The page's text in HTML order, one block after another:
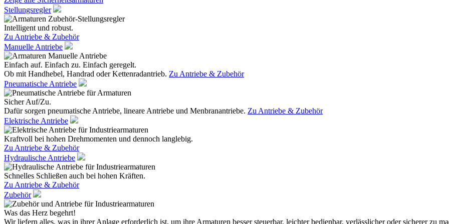
Stellungsregler
Intelligent und robust.
Zu Antriebe & Zubehör
Manuelle Antriebe
Einfach auf. Einfach zu. Einfach geregelt.
Ob mit Handhebel, Handrad oder Kettenradantrieb. Zu Antriebe & Zubehör
Pneumatische Antriebe
Sicher Auf/Zu.
Dafür sorgen pneumatische Antriebe, lineare Antriebe und Menbranantriebe. Zu Antriebe & Zubehör
Elektrische Antriebe
Kraftvoll bei hohen Drehmomenten und dennoch langlebig.
Zu Antriebe & Zubehör
Hydraulische Antriebe
Schnelles Schließen auch bei hohen Kräften.
Zu Antriebe & Zubehör
Zubehör
Was das Herz begehrt!
Wir liefern alles, was in ihrer Anlage erforderlich ist, um ihre Armaturen besser steuerbar, leichter bedienbar, verlässlicher oder sicherer zu